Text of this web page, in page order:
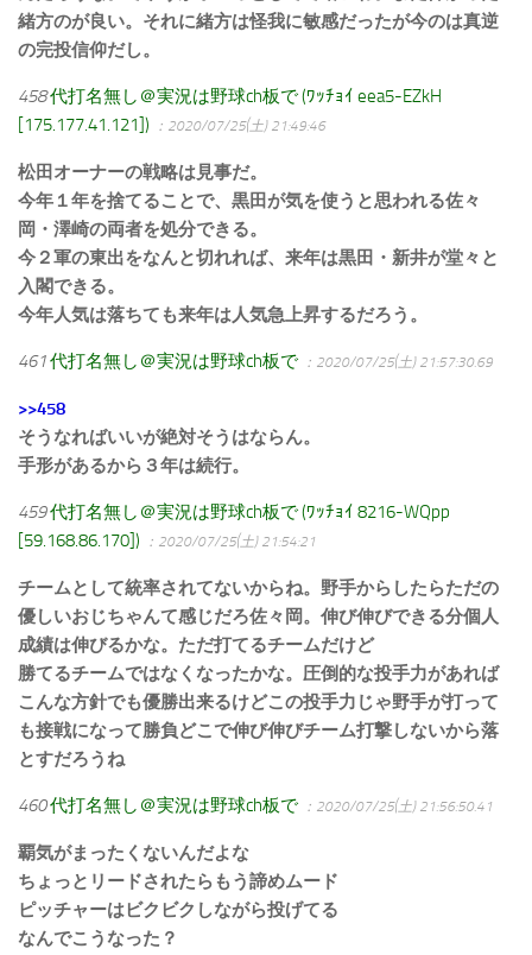
緒方のが良い。それに緒方は怪我に敏感だったが今のは真逆
の完投信仰だし。
458代打名無し＠実況は野球ch板で (ﾜｯﾁｮｲ eea5-EZkH
[175.177.41.121])
：2020/07/25(土) 21:49:46
松田オーナーの戦略は見事だ。
今年１年を捨てることで、黒田が気を使うと思われる佐々
岡・澤崎の両者を処分できる。
今２軍の東出をなんと切れれば、来年は黒田・新井が堂々と
入閣できる。
今年人気は落ちても来年は人気急上昇するだろう。
461代打名無し＠実況は野球ch板で ：2020/07/25(土) 21:57:30.69
>>458
そうなればいいが絶対そうはならん。
手形があるから３年は続行。
459代打名無し＠実況は野球ch板で (ﾜｯﾁｮｲ 8216-WQpp
[59.168.86.170])
：2020/07/25(土) 21:54:21
チームとして統率されてないからね。野手からしたらただの
優しいおじちゃんて感じだろ佐々岡。伸び伸びできる分個人
成績は伸びるかな。ただ打てるチームだけど
勝てるチームではなくなったかな。圧倒的な投手力があれば
こんな方針でも優勝出来るけどこの投手力じゃ野手が打って
も接戦になって勝負どこで伸び伸びチーム打撃しないから落
とすだろうね
460代打名無し＠実況は野球ch板で ：2020/07/25(土) 21:56:50.41
覇気がまったくないんだよな
ちょっとリードされたらもう諦めムード
ピッチャーはビクビクしながら投げてる
なんでこうなった？